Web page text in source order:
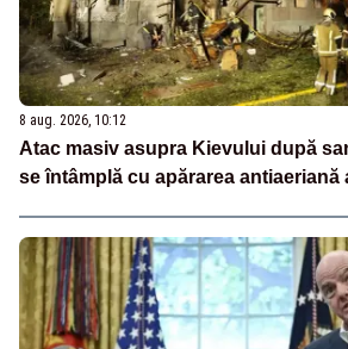
8 aug. 2026, 10:12
Atac masiv asupra Kievului după
se întâmplă cu apărarea antiaeriană